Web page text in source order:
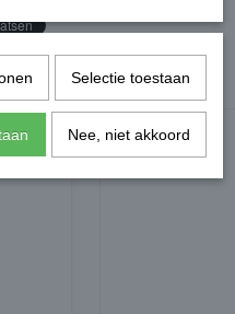
Selectie toestaan
Nee, niet akkoord